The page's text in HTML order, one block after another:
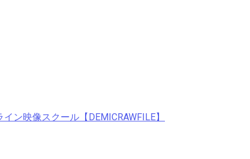
ン映像スクール【DEMICRAWFILE】